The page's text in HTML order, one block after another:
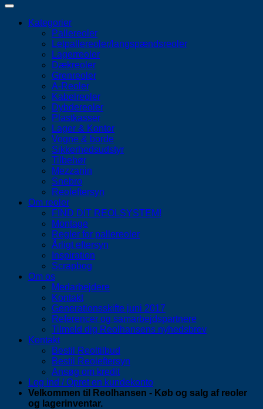
Kategorier
Pallereoler
Letpallereoler/langspændsreoler
Lagerreoler
Dækreoler
Grenreoler
A-Reoler
Kabelreoler
Dybdereoler
Plastkasser
Lager & Kontor
Vogne & borde
Sikkerhedsudstyr
Tilbehør
Mezzanin
Snebro
Reoleftersyn
Om reoler
FIND DIT REOLSYSTEM!
Montage
Regler for pallereoler
Årligt eftersyn
Inspiration
Scrapbog
Om os
Medarbejdere
Kontakt
Generationsskifte juni 2017
Referencer og samarbejdspartnere
Tilmeld dig Reolhansens nyhedsbrev
Kontakt
Bestil Reoltilbud
Bestil Reoleftersyn
Ansøg om kredit
Log ind / Opret en kundekonto
Velkommen til Reolhansen - Køb og salg af reoler
og lagerinventar.